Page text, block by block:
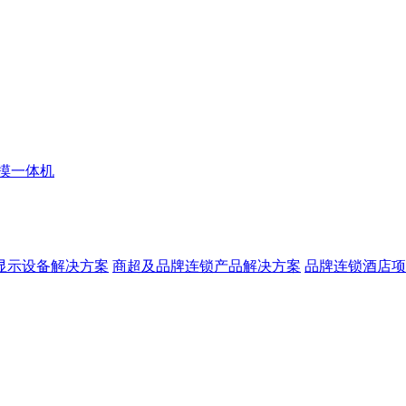
一体机
示设备解决方案 商超及品牌连锁产品解决方案 品牌连锁酒店项